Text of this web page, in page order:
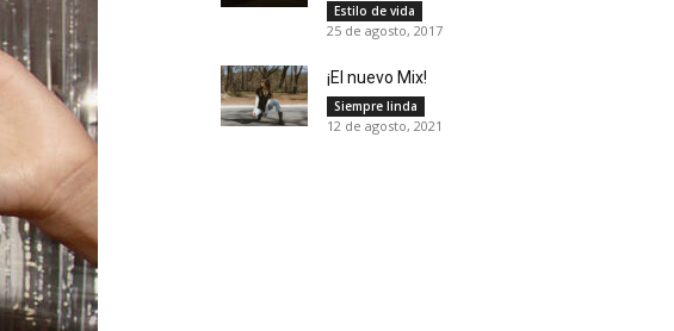
Estilo de vida
25 de agosto, 2017
¡El nuevo Mix!
Siempre linda
12 de agosto, 2021